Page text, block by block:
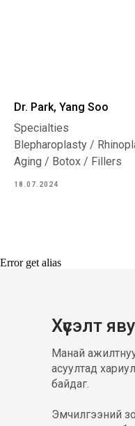
Dr. Park, Yang Soo
Specialties
Blepharoplasty /
Aging / Botox / Fillers
18.07.2024
Error get alias
Хүсэлт
Манай
асуултад
байдаг.
Эмчилгээний